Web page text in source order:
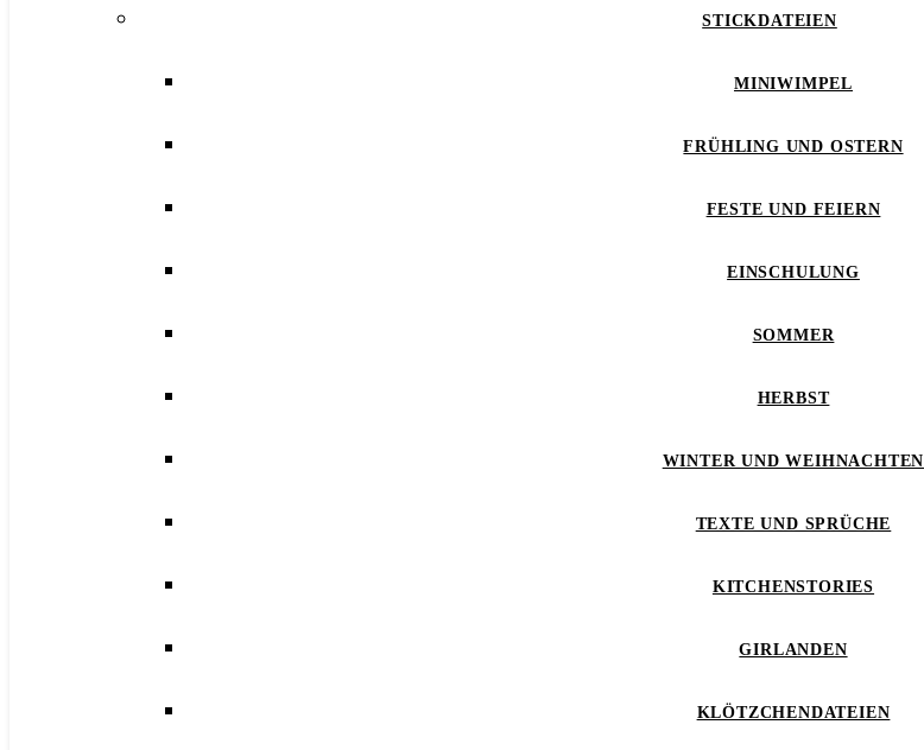
STICKDATEIEN
MINIWIMPEL
FRÜHLING UND OSTERN
FESTE UND FEIERN
EINSCHULUNG
SOMMER
HERBST
WINTER UND WEIHNACHTEN
TEXTE UND SPRÜCHE
KITCHENSTORIES
GIRLANDEN
KLÖTZCHENDATEIEN